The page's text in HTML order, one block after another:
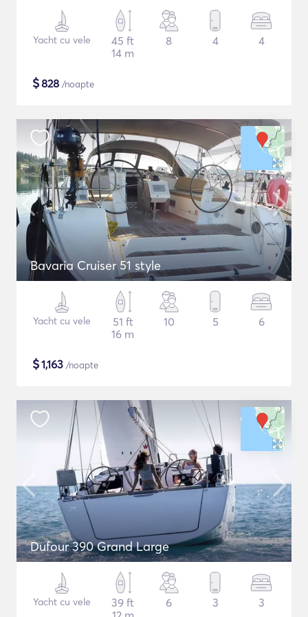
Yacht cu vele
45 ft
14 m
8 4 4
$828 /noapte
Bavaria Cruiser 51 style
Yacht cu vele
51 ft
16 m
10 5 6
$1,163 /noapte
Dufour 390 Grand Large
Yacht cu vele
39 ft
6 3 3